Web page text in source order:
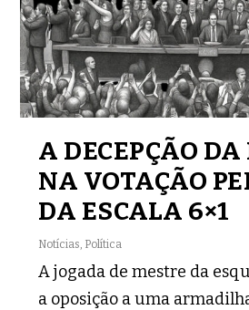
A DECEPÇÃO
NA VOTAÇÃO
DA ESCALA 6×1
Notícias Política
A jogada de mestre da
a oposição a uma